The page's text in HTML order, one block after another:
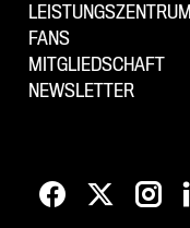
LEISTUNGSZENTRUM
FANS
MITGLIEDSCHAFT
NEWSLETTER